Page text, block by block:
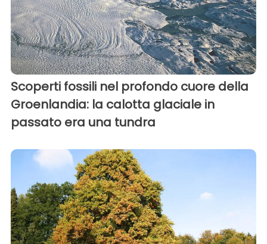
Scoperti fossili nel profondo cuore della
Groenlandia: la calotta glaciale in
passato era una tundra